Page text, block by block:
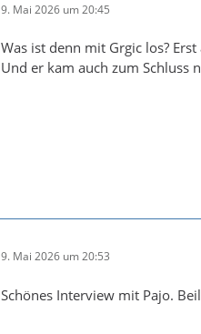
9. Mai 2026 um 20:45
Was ist denn mit Grgic los?
Und er kam auch zum Schluss
9. Mai 2026 um 20:53
Schönes Interview mit Pajo.